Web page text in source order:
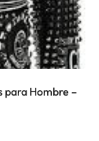
para Hombre –